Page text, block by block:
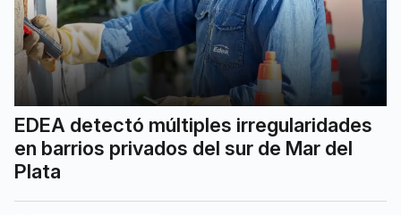
EDEA detectó múltiples irregularidades
en barrios privados del sur de Mar del
Plata